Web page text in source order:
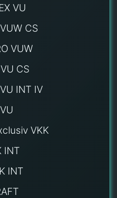
VU
CS
VUW
CS
INT IV
VKK
INT
INT